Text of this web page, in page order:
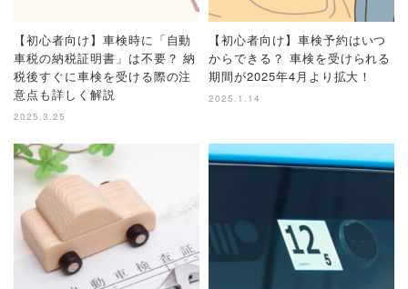
【初心者向け】車検時に「自動
車税の納税証明書」は不要？ 納
税後すぐに車検を受ける際の注
意点も詳しく解説
2025.3.25
【初心者向け】車検予約はいつ
からできる？ 車検を受けられる
期間が2025年4月より拡大！
2025.1.14